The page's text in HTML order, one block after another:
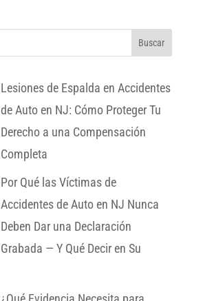
Lesiones de Espalda en Accidentes
de Auto en NJ: Cómo Proteger Tu
Derecho a una Compensación
Completa
Por Qué las Víctimas de
Accidentes de Auto en NJ Nunca
Deben Dar una Declaración
Grabada — Y Qué Decir en Su